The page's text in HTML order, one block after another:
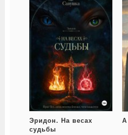
Эридон. На весах
судьбы
А